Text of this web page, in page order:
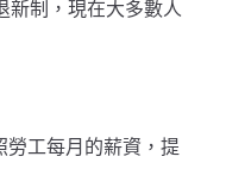
新制，現在大多數人
工每月的薪資，提